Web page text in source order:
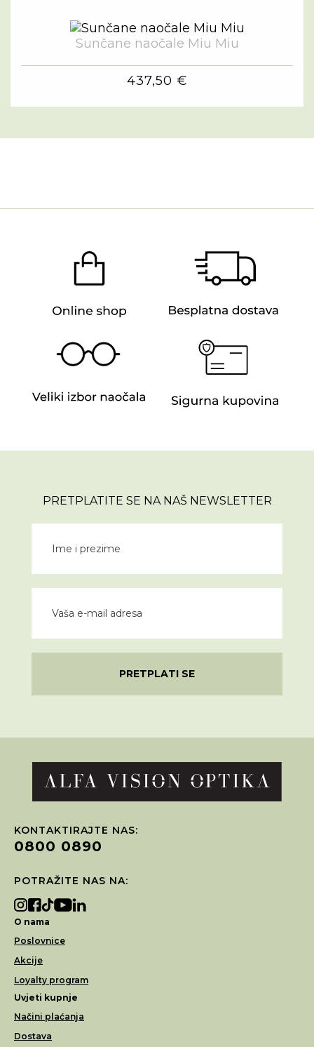
Sunčane naočale Miu Miu
437,50 €
PRETPLATITE SE NA NAŠ NEWSLETTER
PRETPLATI SE
KONTAKTIRAJTE NAS:
0800 0890
POTRAŽITE NAS NA:
O nama
Poslovnice
Akcije
Loyalty program
Uvjeti kupnje
Načini plaćanja
Dostava